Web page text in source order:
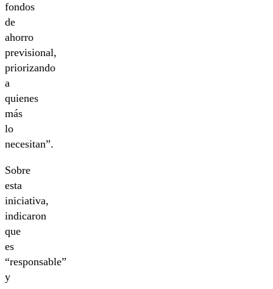
fondos
de
ahorro
previsional,
priorizando
a
quienes
más
lo
necesitan”.
Sobre
esta
iniciativa,
indicaron
que
es
“responsable”
y